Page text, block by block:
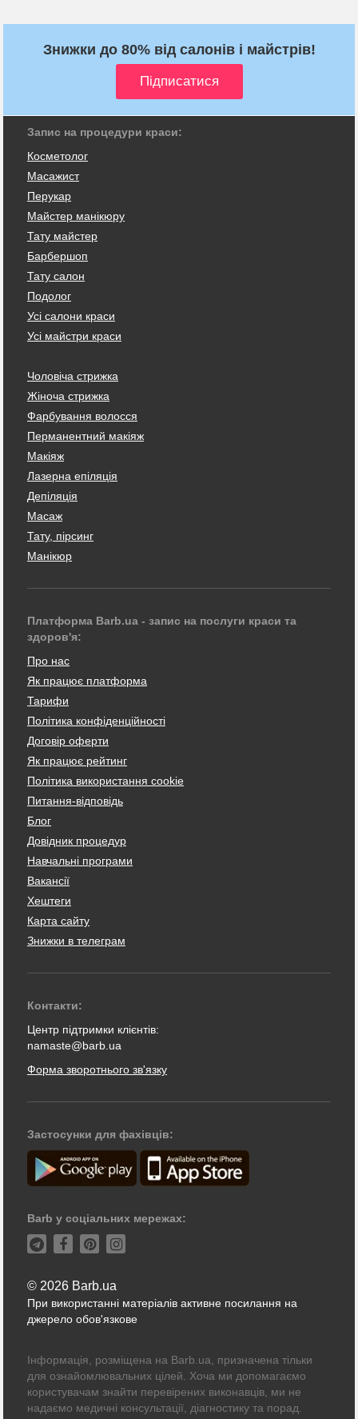
Знижки до 80% від салонів і майстрів!
Запис на процедури краси:
Косметолог
Масажист
Перукар
Майстер манікюру
Тату майстер
Барбершоп
Тату салон
Подолог
Усі салони краси
Усі майстри краси
Чоловіча стрижка
Жіноча стрижка
Фарбування волосся
Перманентний макіяж
Макіяж
Лазерна епіляція
Депіляція
Масаж
Тату, пірсинг
Манікюр
Платформа Barb.ua - запис на послуги краси та
здоров'я:
Про нас
Як працює платформа
Тарифи
Політика конфіденційності
Договір оферти
Як працює рейтинг
Політика використання cookie
Питання-відповідь
Блог
Довідник процедур
Навчальні програми
Вакансії
Хештеги
Карта сайту
Знижки в телеграм
Контакти:
Центр підтримки клієнтів:
namaste@barb.ua
Форма зворотнього зв'язку
Застосунки для фахівців:
Barb у соціальних мережах:
© 2026 Barb.ua
При використанні матеріалів активне посилання на
джерело обов'язкове
Інформація, розміщена на Barb.ua, призначена тільки
для ознайомлювальних цілей. Хоча ми допомагаємо
користувачам знайти перевірених виконавців, ми не
надаємо медичні консультації, діагностику та порад.